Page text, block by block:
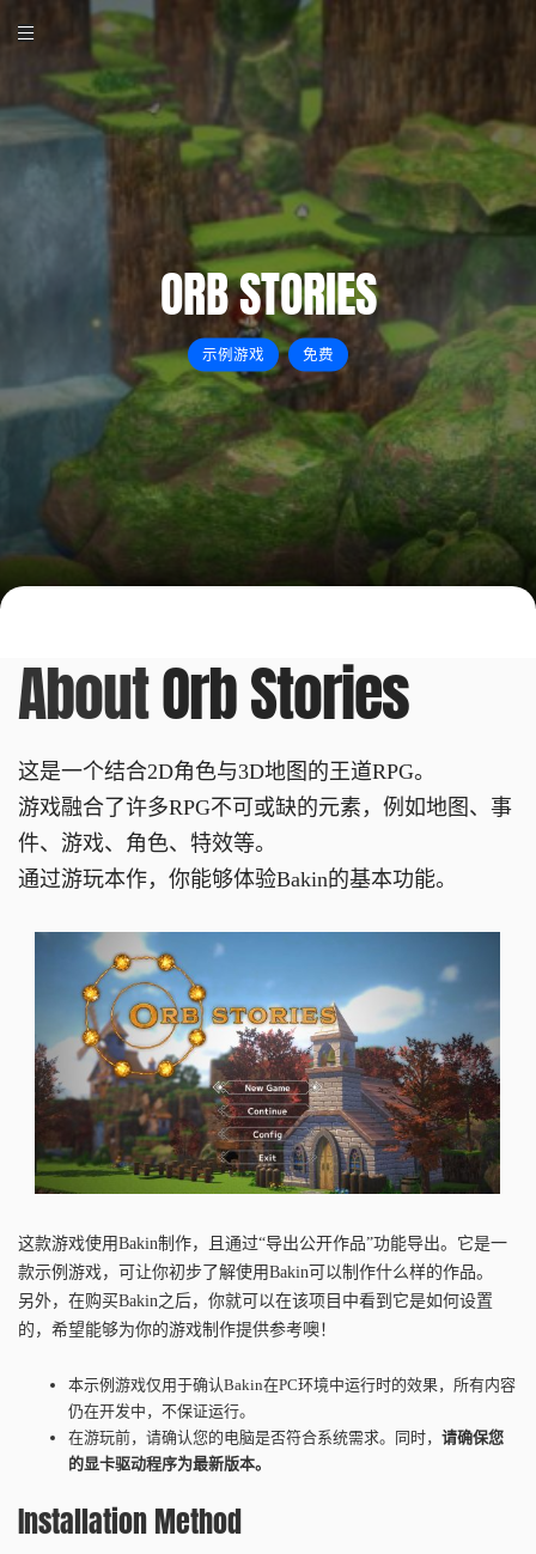
ORB STORIES
示例游戏 免费
AboutOrb Stories
这是一个结合2D角色与3D地图的王道RPG。
游戏融合了许多RPG不可或缺的元素，例如地图、事
件、游戏、角色、特效等。
通过游玩本作，你能够体验Bakin的基本功能。
这款游戏使用Bakin制作，且通过“导出公开作品”功能导出。它是一
款示例游戏，可让你初步了解使用Bakin可以制作什么样的作品。
另外，在购买Bakin之后，你就可以在该项目中看到它是如何设置
的，希望能够为你的游戏制作提供参考噢！
本示例游戏仅用于确认Bakin在PC环境中运行时的效果，所有内容
仍在开发中，不保证运行。
在游玩前，请确认您的电脑是否符合系统需求。同时， 请确保您
的显卡驱动程序为最新版本。
Installation Method